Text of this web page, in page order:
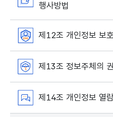
행사방법
제12조 개인정보 보
제13조 정보주체의
제14조 개인정보 열